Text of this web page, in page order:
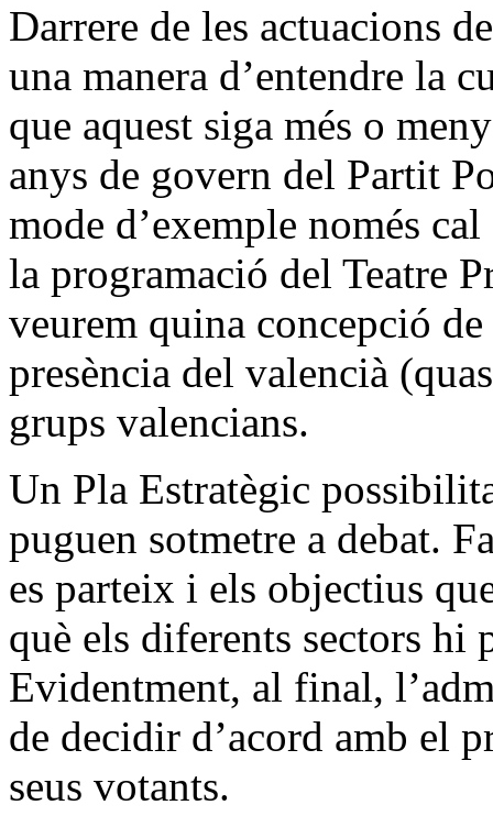
Darrere de les actuacions
una manera d’entendre la
que aquest siga més o
anys de govern del Partit
mode d’exemple només
la programació del Teatre
veurem quina concepció
presència del valencià
grups valencians.
Un Pla Estratègic
puguen sotmetre a debat.
es parteix i els objectius
què els diferents sectors hi
Evidentment, al final,
de decidir d’acord amb el
seus votants.